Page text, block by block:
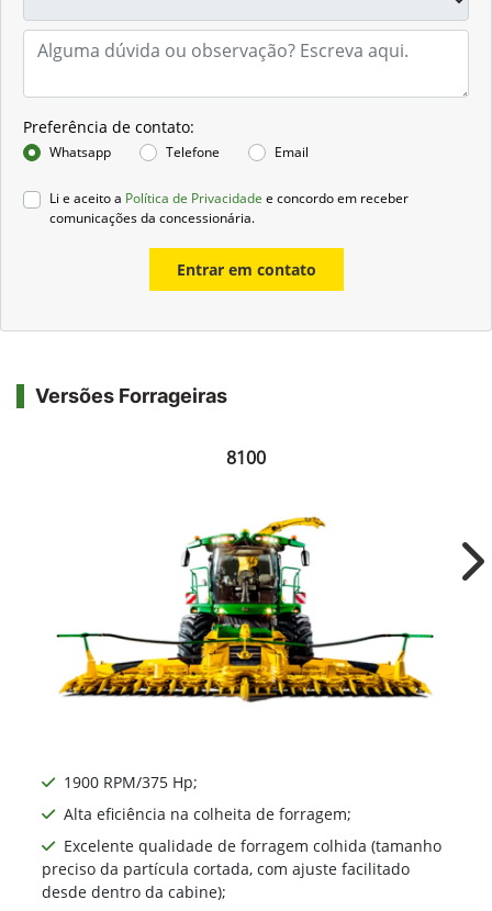
Preferência de contato:
Whatsapp Telefone Email
Li e aceito a Política de Privacidade e concordo em receber
comunicações da concessionária.
Entrar em contato
Versões Forrageiras
8100
1900 RPM/375 Hp;
Alta eficiência na colheita de forragem;
Excelente qualidade de forragem colhida (tamanho
preciso da partícula cortada, com ajuste facilitado
desde dentro da cabine);